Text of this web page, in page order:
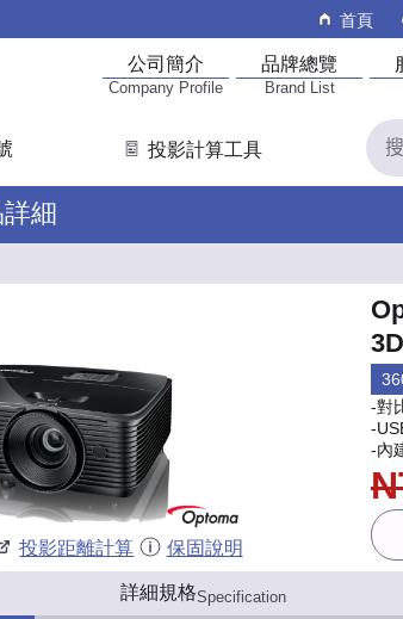
首頁
公司簡介
Company Profile
品牌總覽
Brand List
投影計算工具
細
投影距離計算 保固說明
-對
-
-內
詳細規格Specification